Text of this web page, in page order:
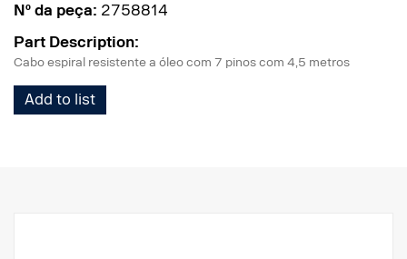
Nº da peça: 2758814
Part Description:
Cabo espiral resistente a óleo com 7 pinos com 4,5 metros
Add to list